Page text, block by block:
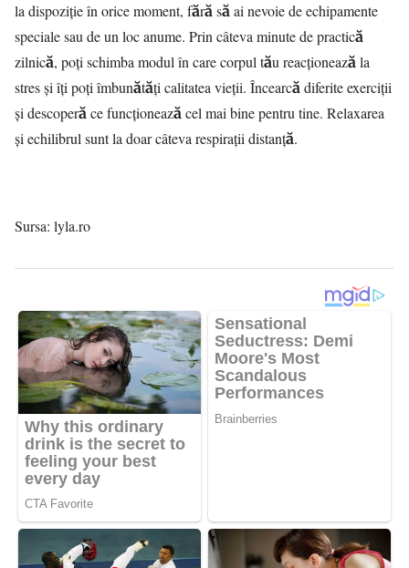
la dispoziție în orice moment, fără să ai nevoie de echipamente
speciale sau de un loc anume. Prin câteva minute de practică
zilnică, poți schimba modul în care corpul tău reacționează la
stres și îți poți îmbunătăți calitatea vieții. Încearcă diferite exerciții
și descoperă ce funcționează cel mai bine pentru tine. Relaxarea
și echilibrul sunt la doar câteva respirații distanță.
Sursa: lyla.ro